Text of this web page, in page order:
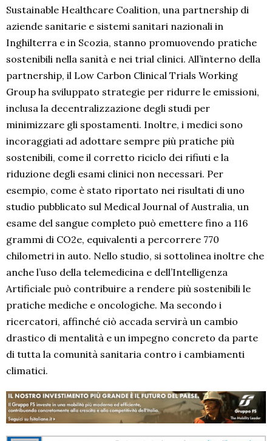
Sustainable Healthcare Coalition, una partnership di
aziende sanitarie e sistemi sanitari nazionali in
Inghilterra e in Scozia, stanno promuovendo pratiche
sostenibili nella sanità e nei trial clinici. All’interno della
partnership, il Low Carbon Clinical Trials Working
Group ha sviluppato strategie per ridurre le emissioni,
inclusa la decentralizzazione degli studi per
minimizzare gli spostamenti. Inoltre, i medici sono
incoraggiati ad adottare sempre più pratiche più
sostenibili, come il corretto riciclo dei rifiuti e la
riduzione degli esami clinici non necessari. Per
esempio, come è stato riportato nei risultati di uno
studio pubblicato sul Medical Journal of Australia, un
esame del sangue completo può emettere fino a 116
grammi di CO2e, equivalenti a percorrere 770
chilometri in auto. Nello studio, si sottolinea inoltre che
anche l’uso della telemedicina e dell’Intelligenza
Artificiale può contribuire a rendere più sostenibili le
pratiche mediche e oncologiche. Ma secondo i
ricercatori, affinché ciò accada servirà un cambio
drastico di mentalità e un impegno concreto da parte
di tutta la comunità sanitaria contro i cambiamenti
climatici.